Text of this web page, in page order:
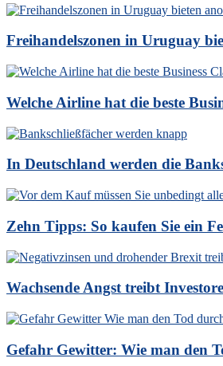
Freihandelszonen in Uruguay
Welche Airline hat die beste
In Deutschland werden die
Zehn Tipps: So kaufen Sie ein
Wachsende Angst treibt
Gefahr Gewitter: Wie man den